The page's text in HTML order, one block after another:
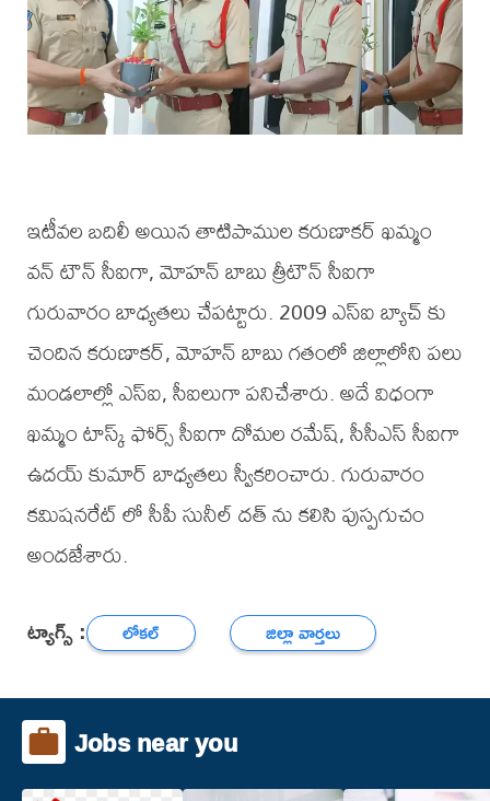
ఇటీవల బదిలీ అయిన తాటిపాముల కరుణాకర్ ఖమ్మం
వన్ టౌన్ సీఐగా, మోహన్ బాబు త్రీటౌన్ సీఐగా
గురువారం బాధ్యతలు చేపట్టారు. 2009 ఎస్ఐ బ్యాచ్ కు
చెందిన కరుణాకర్, మోహన్ బాబు గతంలో జిల్లాలోని పలు
మండలాల్లో ఎస్ఐ, సీఐలుగా పనిచేశారు. అదే విధంగా
ఖమ్మం టాస్క్ ఫోర్స్ సీఐగా దోమల రమేష్, సీసీఎస్ సీఐగా
ఉదయ్ కుమార్ బాధ్యతలు స్వీకరించారు. గురువారం
కమిషనరేట్ లో సీపీ సునీల్ దత్ ను కలిసి పుస్పగుచం
అందజేశారు.
ట్యాగ్స్ : లోకల్ జిల్లా వార్తలు
Jobs near you